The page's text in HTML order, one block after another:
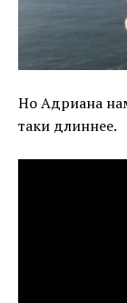
Но Адриана
таки длиннее.